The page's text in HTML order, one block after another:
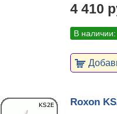
4 410
В наличии:
Roxon